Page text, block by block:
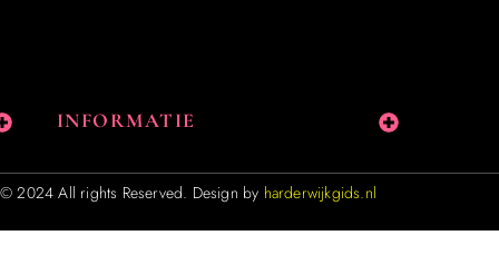
INFORMATIE
© 2024 All rights Reserved. Design by harderwijkgids.nl